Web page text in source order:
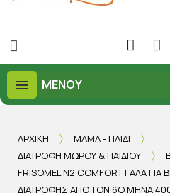
ΜΕΝΟΎ
ΑΡΧΙΚΉ
ΜΑΜΆ - ΠΑΙΔΊ
ΔΙΑΤΡΟΦΉ ΜΩΡΟΎ & ΠΑΙΔΙΟΎ
FRISOMEL N2 COMFORT ΓΆΛΑ ΓΙΑ
ΔΙΑΤΡΟΦΉΣ ΑΠΌ ΤΟΝ 6Ο ΜΉΝΑ